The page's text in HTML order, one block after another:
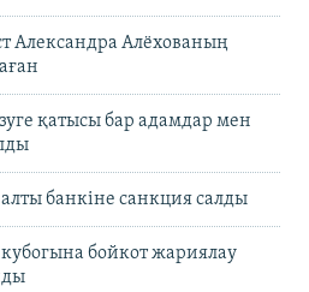
Александра Алёхованың
қатысы бар адамдар мен
банкіне санкция салды
бойкот жариялау